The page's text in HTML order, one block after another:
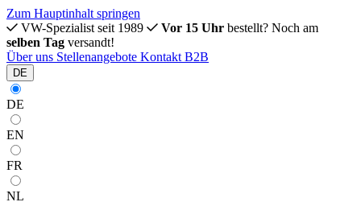
Zum Hauptinhalt springen
VW-Spezialist seit 1989
Vor 15 Uhr bestellt? Noch am
selben Tag versandt!
Über uns Stellenangebote Kontakt B2B
DE
DE
EN
FR
NL